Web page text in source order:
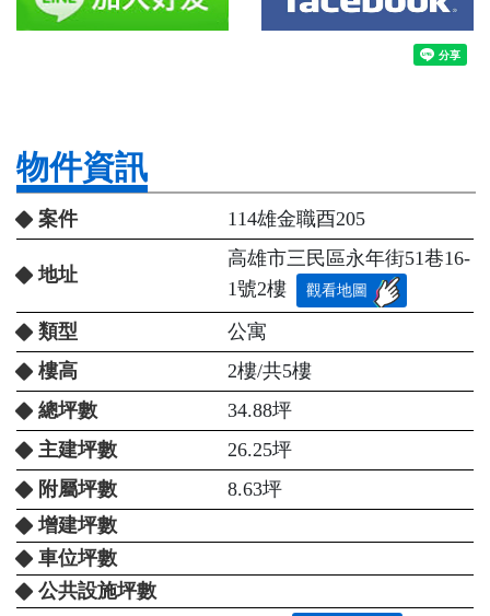
物件資訊
案件 114雄金職酉205
地址
高雄市三民區永年街51巷16-
1號2樓
觀看地圖
類型
公寓
樓高
2樓/共5樓
總坪數
34.88坪
主建坪數
26.25坪
附屬坪數
8.63坪
增建坪數
車位坪數
公共設施坪數